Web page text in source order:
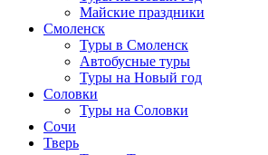
Майские праздники
Смоленск
Туры в Смоленск
Автобусные туры
Туры на Новый год
Соловки
Туры на Соловки
Сочи
Тверь